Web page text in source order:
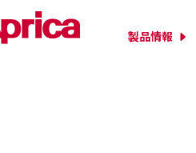
製品情報